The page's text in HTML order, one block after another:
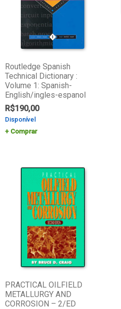
Routledge Spanish
Technical Dictionary :
Volume 1: Spanish-
English/ingles-espanol
R$190,00
Disponível
Comprar
PRACTICAL OILFIELD
METALLURGY AND
CORROSION – 2/ED